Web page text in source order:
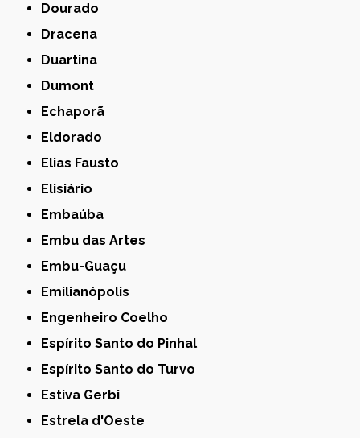
Dourado
Dracena
Duartina
Dumont
Echaporã
Eldorado
Elias Fausto
Elisiário
Embaúba
Embu das Artes
Embu-Guaçu
Emilianópolis
Engenheiro Coelho
Espírito Santo do Pinhal
Espírito Santo do Turvo
Estiva Gerbi
Estrela d'Oeste